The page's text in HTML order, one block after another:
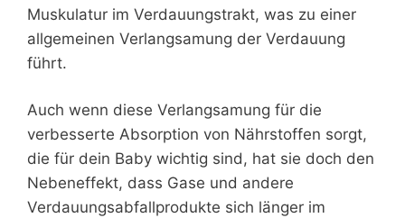
Muskulatur im Verdauungstrakt, was zu einer
allgemeinen Verlangsamung der Verdauung
führt.
Auch wenn diese Verlangsamung für die
verbesserte Absorption von Nährstoffen sorgt,
die für dein Baby wichtig sind, hat sie doch den
Nebeneffekt, dass Gase und andere
Verdauungsabfallprodukte sich länger im